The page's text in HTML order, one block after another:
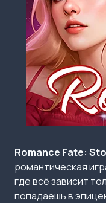
Romance Fate:
романтическая
где всё зависит
попадаешь в